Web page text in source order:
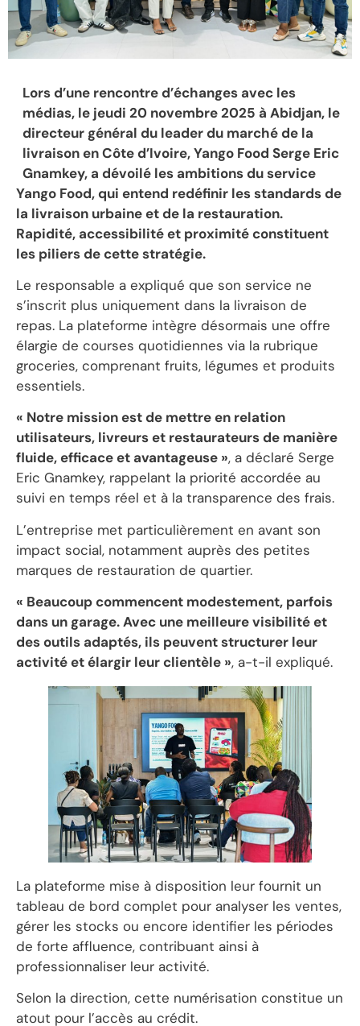
Lors d’une rencontre d’échanges avec les
médias, le jeudi 20 novembre 2025 à Abidjan, le
directeur général du leader du marché de la
livraison en Côte d’Ivoire, Yango Food Serge Eric
Gnamkey, a dévoilé les ambitions du service
Yango Food, qui entend redéfinir les standards de
la livraison urbaine et de la restauration.
Rapidité, accessibilité et proximité constituent
les piliers de cette stratégie.
‎Le responsable a expliqué que son service ne
s’inscrit plus uniquement dans la livraison de
repas. La plateforme intègre désormais une offre
élargie de courses quotidiennes via la rubrique
groceries, comprenant fruits, légumes et produits
essentiels.
« Notre mission est de mettre en relation
utilisateurs, livreurs et restaurateurs de manière
fluide, efficace et avantageuse », a déclaré Serge
Eric Gnamkey, rappelant la priorité accordée au
suivi en temps réel et à la transparence des frais.
‎L’entreprise met particulièrement en avant son
impact social, notamment auprès des petites
marques de restauration de quartier.
« Beaucoup commencent modestement, parfois
dans un garage. Avec une meilleure visibilité et
des outils adaptés, ils peuvent structurer leur
activité et élargir leur clientèle », a-t-il expliqué.
La plateforme mise à disposition leur fournit un
tableau de bord complet pour analyser les ventes,
gérer les stocks ou encore identifier les périodes
de forte affluence, contribuant ainsi à
professionnaliser leur activité.
‎Selon la direction, cette numérisation constitue un
atout pour l’accès au crédit.